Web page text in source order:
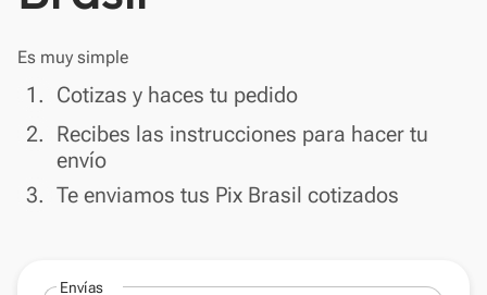
Es muy simple
done
1. Cotizas y haces tu pedido
done
2. Recibes las instrucciones para hacer tu
envío
done
3. Te enviamos tus Pix Brasil cotizados
Envías